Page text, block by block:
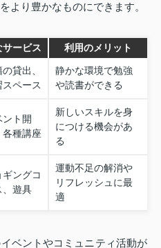
より豊かなものにできます。
サービス 利用のメリット
貸出、
スペース
静かな環境で勉強
や読書ができる
ント開
各種講座
新しいスキルを身
につける機会があ
る
ギングコ
、遊具
運動不足の解消や
リフレッシュに最
適
ベントやコミュニティ活動が